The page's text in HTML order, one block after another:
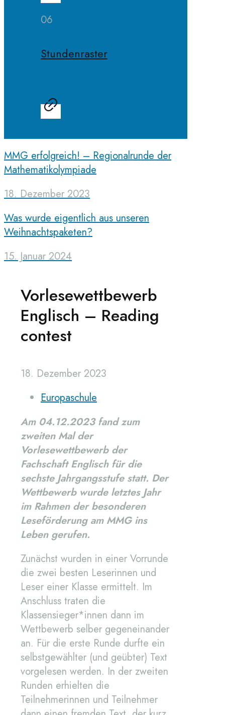
06
Stundenraster
MMG erfolgreich! – Regionalrunde der
Mathematikolympiade
18. Dezember 2023
Was wurde eigentlich aus unseren
Weihnachtspaketen?
15. Januar 2024
Vorlesewettbewerb
Englisch – Reading
contest
18. Dezember 2023
Europaschule
Am 04.12.2023 fand zum
zweiten Mal der
Vorlesewettbewerb der
Fachschaft Englisch für die
sechste Jahrgangsstufe statt. Der
Wettbewerb wurde letztes Jahr
im Rahmen der besonderen
Leseförderung am MMG ins
Leben gerufen.
Zunächst wurden in einer Vorrunde
die zwei besten Leserinnen und
Leser einer Klasse ermittelt. Im
Anschluss traten die
Klassensieger*innen dann im
Wettbewerb selber gegeneinander
an. Für die erste Runde durfte ein
selbstgewählter (und geübter) Text
vorgelesen werden. In der zweiten
Runden erhielten die
Teilnehmerinnen und Teilnehmer